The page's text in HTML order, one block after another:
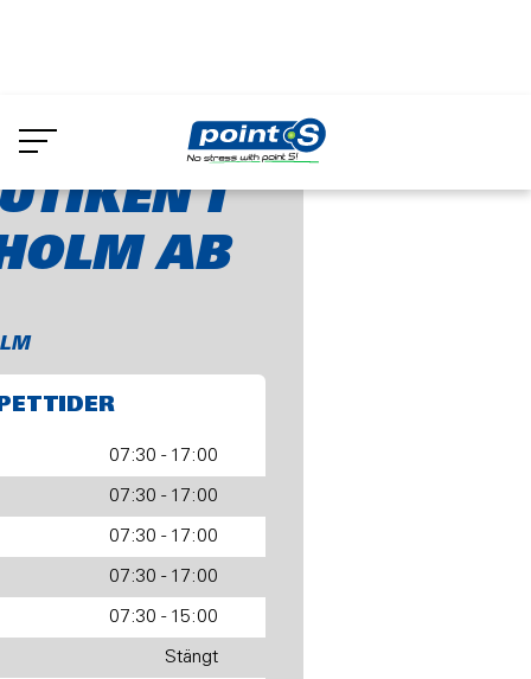
to
main
Däckbutiken i Stockholm AB
I
AB
07:30 - 17:00
07:30 - 17:00
07:30 - 17:00
07:30 - 17:00
07:30 - 15:00
Stängt